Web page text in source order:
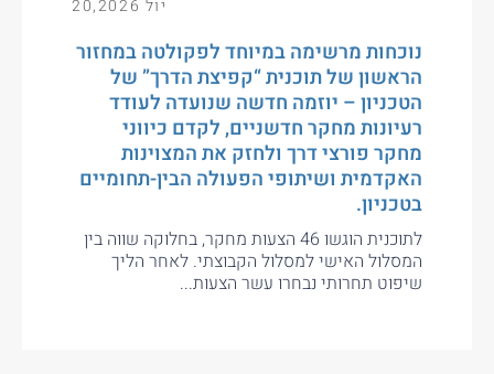
יול 20,2026
נוכחות מרשימה במיוחד לפקולטה במחזור
הראשון של תוכנית “קפיצת הדרך” של
הטכניון – יוזמה חדשה שנועדה לעודד
רעיונות מחקר חדשניים, לקדם כיווני
מחקר פורצי דרך ולחזק את המצוינות
האקדמית ושיתופי הפעולה הבין-תחומיים
בטכניון.
לתוכנית הוגשו 46 הצעות מחקר, בחלוקה שווה בין
המסלול האישי למסלול הקבוצתי. לאחר הליך
שיפוט תחרותי נבחרו עשר הצעות...